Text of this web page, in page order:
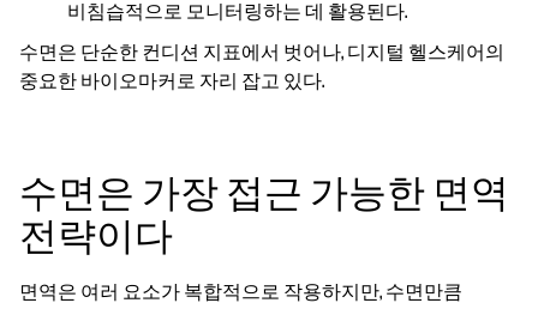
비침습적으로 모니터링하는 데 활용된다.
수면은 단순한 컨디션 지표에서 벗어나, 디지털 헬스케어의
중요한 바이오마커로 자리 잡고 있다.
수면은 가장 접근 가능한 면역
전략이다
면역은 여러 요소가 복합적으로 작용하지만, 수면만큼